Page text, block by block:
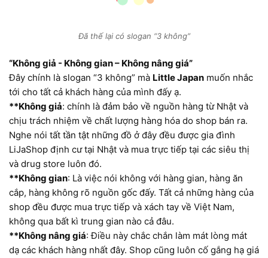
Đã thế lại có slogan “3 không”
“Không giả - Không gian – Không nâng giá”
Đây chính là slogan “3 không” mà Little Japan muốn nhắc
tới cho tất cả khách hàng của mình đấy ạ.
**Không giả: chính là đảm bảo về nguồn hàng từ Nhật và
chịu trách nhiệm về chất lượng hàng hóa do shop bán ra.
Nghe nói tất tần tật những đồ ở đây đều được gia đình
LiJaShop định cư tại Nhật và mua trực tiếp tại các siêu thị
và drug store luôn đó.
**Không gian: Là việc nói không với hàng gian, hàng ăn
cắp, hàng không rõ nguồn gốc đấy. Tất cả những hàng của
shop đều được mua trực tiếp và xách tay về Việt Nam,
không qua bất kì trung gian nào cả đâu.
**Không nâng giá: Điều này chắc chắn làm mát lòng mát
dạ các khách hàng nhất đây. Shop cũng luôn cố gắng hạ giá